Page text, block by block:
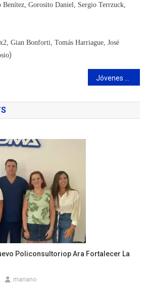
Benítez, Gorosito Daniel, Sergio Terrzuck,
Gian Bonforti, Tomás Harriague, José
)
Policonsultoriop Ara Fortalecer La
mariano